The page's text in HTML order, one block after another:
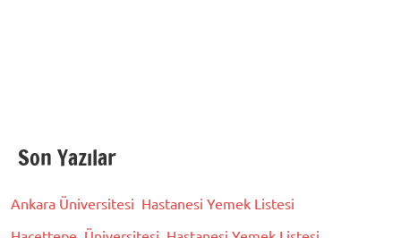
Son Yazılar
Ankara Üniversitesi Hastanesi Yemek Listesi